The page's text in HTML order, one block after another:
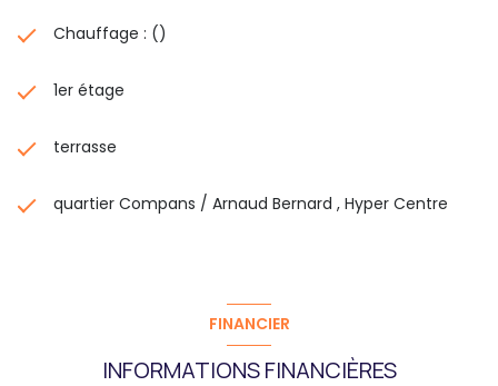
Chauffage : ()
1er étage
terrasse
quartier Compans / Arnaud Bernard , Hyper Centre
FINANCIER
INFORMATIONS FINANCIÈRES